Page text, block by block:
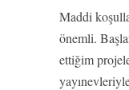
Maddi
önemli.
ettiğim